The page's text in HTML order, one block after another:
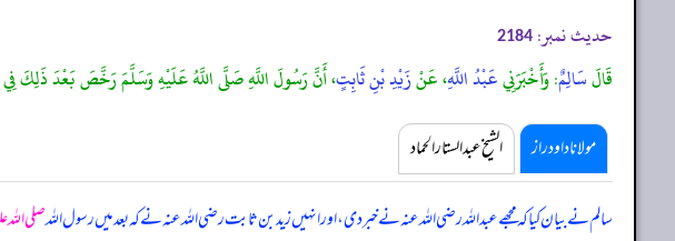
حدیث نمبر: 2184
قَالَسَالِمٌ: وَأَخْبَرَنِيعَبْدُ اللَّهِ، عَنْزَيْدِ بْنِ ثَابِتٍ، أَنَّ رَسُولَ اللَّهِ صَلَّى اللَّهُ عَلَيْهِ وَسَلَّمَ رَخَّصَ بَعْدَ ذَلِكَ فِي
مولانا داود راز الشیخ عبدالستار الحماد
سالم نے بیان کیا کہ مجھے عبداللہ رضی اللہ عنہ نے خبر دی، اور انہیں زید بن ثابت رضی اللہ عنہ نے کہبعد میں رسول اللہصلی اللہ